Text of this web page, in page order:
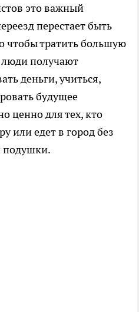
это важный
перестает быть
чтобы тратить большую
люди получают
деньги, учиться,
будущее
ценно для тех, кто
или едет в город без
подушки.